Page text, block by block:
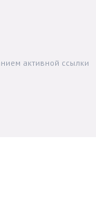
активной ссылки